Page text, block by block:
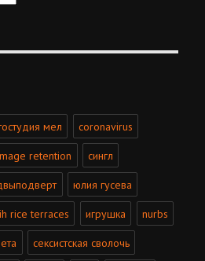
мел coronavirus
retention сингл
юлия гусева
rice terraces игрушка nurbs
сексистская сволочь